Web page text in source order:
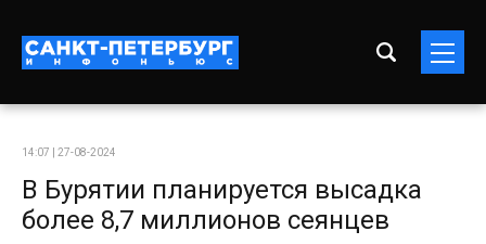
14:07 | 27-08-2024
В Бурятии планируется высадка
более 8,7 миллионов сеянцев